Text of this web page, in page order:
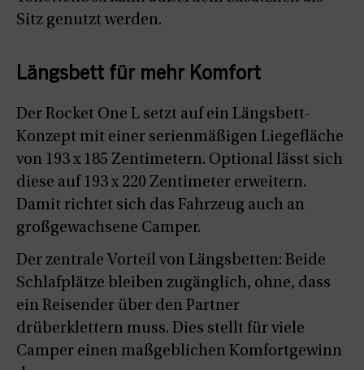
Sitz genutzt werden.
Längsbett für mehr Komfort
Der Rocket One L setzt auf ein Längsbett-
Konzept mit einer serienmäßigen Liegefläche
von 193 x 185 Zentimetern. Optional lässt sich
diese auf 193 x 220 Zentimeter erweitern.
Damit richtet sich das Fahrzeug auch an
großgewachsene Camper.
Der zentrale Vorteil von Längsbetten: Beide
Schlafplätze bleiben zugänglich, ohne, dass
ein Reisender über den Partner
drüberklettern muss. Dies stellt für viele
Camper einen maßgeblichen Komfortgewinn